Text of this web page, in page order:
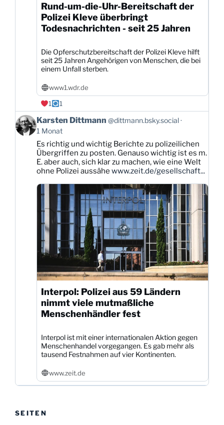
Rund-um-die-Uhr-Bereitschaft der
Polizei Kleve überbringt
Todesnachrichten - seit 25 Jahren
Die Opferschutzbereitschaft der Polizei Kleve hilft
seit 25 Jahren Angehörigen von Menschen, die bei
einem Unfall sterben.
www1.wdr.de
1
1
Beitrag
von
Karsten
Dittmann
Bluesky
ansehen
Karsten Dittmann @dittmann.bsky.social
1 Monat
Es richtig und wichtig Berichte zu polizeilichen
Übergriffen zu posten. Genauso wichtig ist es m.
E. aber auch, sich klar zu machen, wie eine Welt
ohne Polizei aussähe www.zeit.de/gesellschaft...
Interpol: Polizei aus 59 Ländern
nimmt viele mutmaßliche
Menschenhändler fest
Interpol ist mit einer internationalen Aktion gegen
Menschenhandel vorgegangen. Es gab mehr als
tausend Festnahmen auf vier Kontinenten.
www.zeit.de
SEITEN